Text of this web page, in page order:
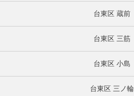
台東区 蔵前
台東区 三筋
台東区 小島
台東区 三ノ輪